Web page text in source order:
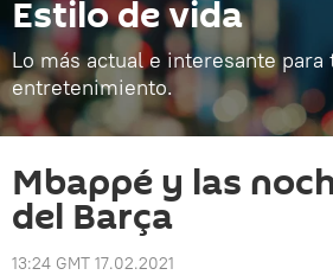
Estilo de vida
Lo más actual e interesante
entretenimiento.
Mbappé y las
del Barça
13:24 GMT 17.02.2021